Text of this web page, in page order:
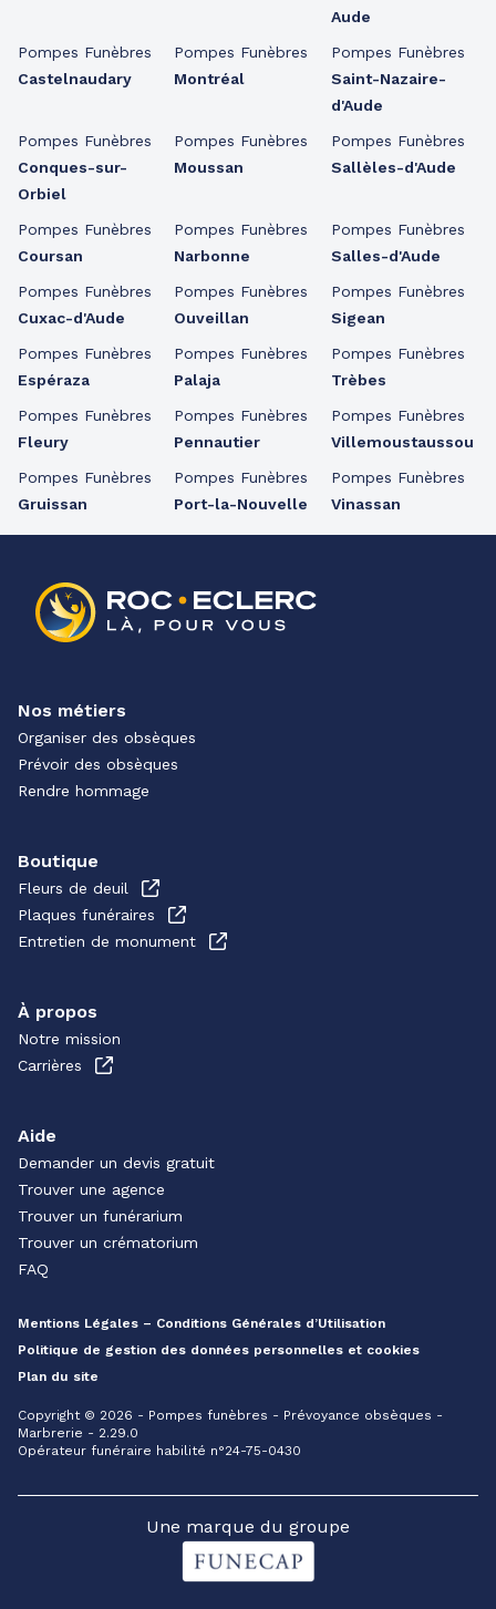
Pompes Funèbres
Castelnaudary
Pompes Funèbres
Conques-sur-
Orbiel
Pompes Funèbres
Coursan
Pompes Funèbres
Cuxac-d'Aude
Pompes Funèbres
Espéraza
Pompes Funèbres
Fleury
Pompes Funèbres
Gruissan
Pompes Funèbres
Montréal
Pompes Funèbres
Moussan
Pompes Funèbres
Narbonne
Pompes Funèbres
Ouveillan
Pompes Funèbres
Palaja
Pompes Funèbres
Pennautier
Pompes Funèbres
Port-la-Nouvelle
Aude
Pompes Funèbres
Saint-Nazaire-
d'Aude
Pompes Funèbres
Sallèles-d'Aude
Pompes Funèbres
Salles-d'Aude
Pompes Funèbres
Sigean
Pompes Funèbres
Trèbes
Pompes Funèbres
Villemoustaussou
Pompes Funèbres
Vinassan
Nos métiers
Organiser des obsèques
Prévoir des obsèques
Rendre hommage
Boutique
Fleurs de deuil
Plaques funéraires
Entretien de monument
À propos
Notre mission
Carrières
Aide
Demander un devis gratuit
Trouver une agence
Trouver un funérarium
Trouver un crématorium
FAQ
Mentions Légales – Conditions Générales d’Utilisation
Politique de gestion des données personnelles et cookies
Plan du site
Copyright © 2026 - Pompes funèbres - Prévoyance obsèques -
Marbrerie - 2.29.0
Opérateur funéraire habilité n°24-75-0430
Une marque du groupe